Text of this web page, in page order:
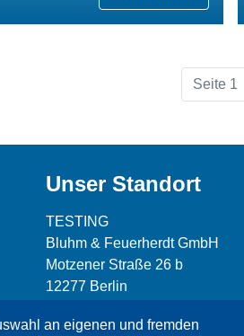
Seite 1
an eigenen und fremden
Unser Standort
TESTING
Bluhm & Feuerherdt GmbH
Motzener Straße 26 b
12277 Berlin
Telefax: +49 30 7109645-98